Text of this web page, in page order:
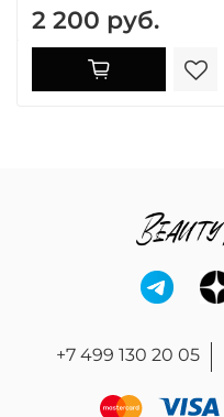
2 200 руб.
+7 499 130 20 05